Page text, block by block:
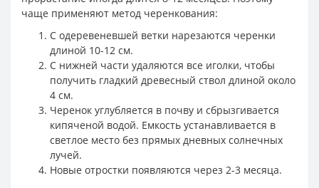
чаще применяют метод черенкования:
С одеревеневшей ветки нарезаются черенки
длиной 10-12 см.
С нижней части удаляются все иголки, чтобы
получить гладкий древесный ствол длиной около
4 см.
Черенок углубляется в почву и сбрызгивается
кипяченой водой. Емкость устанавливается в
светлое место без прямых дневных солнечных
лучей.
Новые отростки появляются через 2-3 месяца.